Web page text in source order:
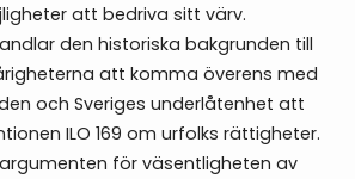
att bedriva sitt värv.
den historiska bakgrunden till
att komma överens med
och Sveriges underlåtenhet att
ILO 169 om urfolks rättigheter.
för väsentligheten av